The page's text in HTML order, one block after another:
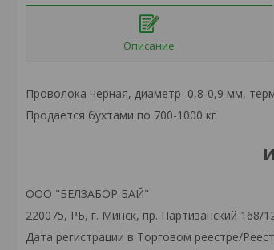
Описание
Проволока черная, диаметр 0,8-0,9 мм,
Продается бухтами по 700-1000 кг
ООО "БЕЛЗАБОР БАЙ"
220075, РБ, г. Минск, пр. Партизанский 168/
Дата регистрации в Торговом реестре/